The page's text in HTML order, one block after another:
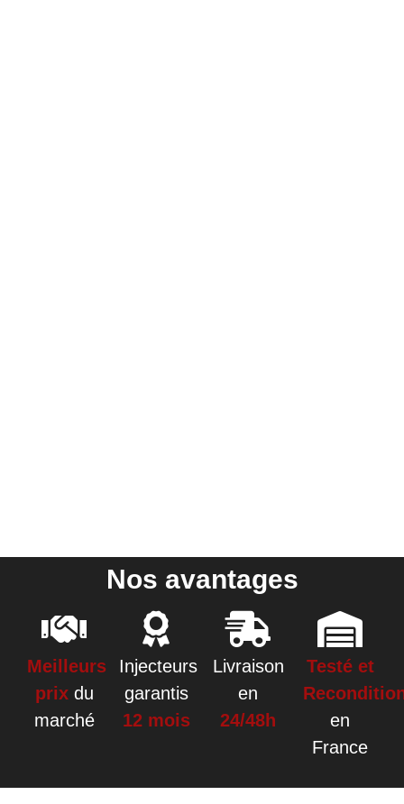
Nos avantages
Meilleurs
prixdu
marché
Injecteurs
garantis
12 mois
Livraison
en
24/48h
Testé et
en
France